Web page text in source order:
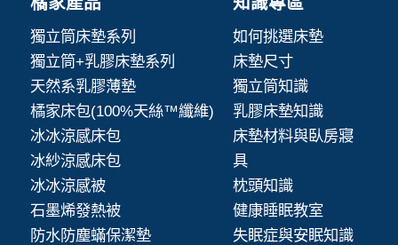
獨立筒床墊系列
獨立筒+乳膠床墊系列
天然系乳膠薄墊
橘家床包(100%天絲™纖維)
冰冰涼感床包
冰紗涼感床包
冰冰涼感被
石墨烯發熱被
防水防塵蟎保潔墊
如何挑選床墊
床墊尺寸
獨立筒知識
乳膠床墊知識
床墊材料與臥房寢
具
枕頭知識
健康睡眠教室
失眠症與安眠知識